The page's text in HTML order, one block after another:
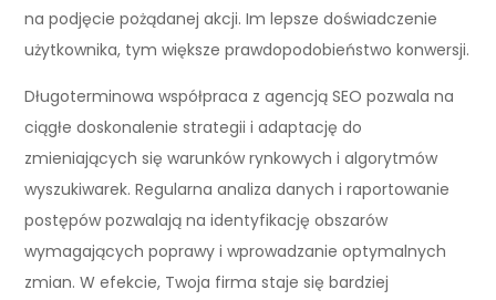
na podjęcie pożądanej akcji. Im lepsze doświadczenie
użytkownika, tym większe prawdopodobieństwo konwersji.
Długoterminowa współpraca z agencją SEO pozwala na
ciągłe doskonalenie strategii i adaptację do
zmieniających się warunków rynkowych i algorytmów
wyszukiwarek. Regularna analiza danych i raportowanie
postępów pozwalają na identyfikację obszarów
wymagających poprawy i wprowadzanie optymalnych
zmian. W efekcie, Twoja firma staje się bardziej